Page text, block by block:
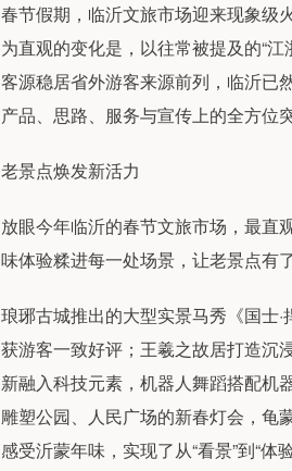
春节假期，临沂文旅市场迎来现象级
为直观的变化是，以往常被提及的“
客源稳居省外游客来源前列，临沂已
产品、思路、服务与宣传上的全方位
老景点焕发新活力
放眼今年临沂的春节文旅市场，最直
味体验糅进每一处场景，让老景点有
琅琊古城推出的大型实景马秀《国士
获游客一致好评；王羲之故居打造沉
新融入科技元素，机器人舞蹈搭配机
雕塑公园、人民广场的新春灯会，龟
感受沂蒙年味，实现了从“看景”到“体